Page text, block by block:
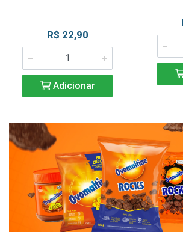
R$ 22,90
Adicionar